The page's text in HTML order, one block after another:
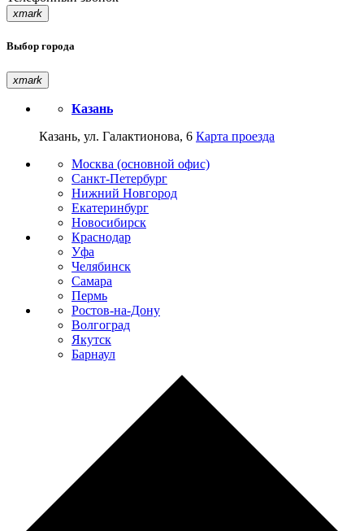
xmark
Выбор города
xmark
Казань
Казань, ул. Галактионова, 6 Карта проезда
Москва (основной офис)
Санкт-Петербург
Нижний Новгород
Екатеринбург
Новосибирск
Краснодар
Уфа
Челябинск
Самара
Пермь
Ростов-на-Дону
Волгоград
Якутск
Барнаул